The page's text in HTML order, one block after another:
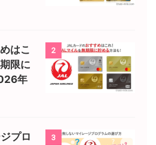
2
はこ
限に
年
3
プロ